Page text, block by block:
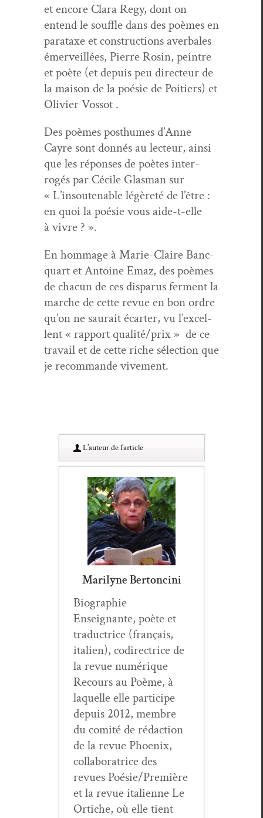
et encore Clara Regy, dont on
entend le souf­fle dans des poèmes en
parataxe et con­struc­tions aver­bales
émer­veil­lées, Pierre Rosin, pein­tre
et poète (et depuis peu directeur de
la mai­son de la poésie de Poitiers) et
Olivi­er Vossot .
Des poèmes posthumes d’Anne
Cayre sont don­nés au lecteur, ain­si
que les répons­es de poètes inter­
rogés par Cécile Glas­man sur
« L’in­souten­able légèreté de l’être :
en quoi la poésie vous aide-t-elle
à vivre ? ».
En hom­mage à Marie-Claire Banc­
quart et Antoine Emaz, des poèmes
de cha­cun de ces dis­parus fer­ment la
marche de cette revue en bon ordre
qu’on ne saurait écarter, vu l’ex­cel­
lent « rap­port qualité/prix » de ce
tra­vail et de cette riche sélec­tion que
je recom­mande vivement.
L’au­teur de l’article
Marilyne Bertoncini
Biogra­phie
Enseignante, poète et
tra­duc­trice (français,
ital­ien), codi­rec­trice de
la revue numérique
Recours au Poème, à
laque­lle elle par­ticipe
depuis 2012, mem­bre
du comité de rédac­tion
de la revue Phoenix,
col­lab­o­ra­trice des
revues Poésie/Première
et la revue ital­i­enne Le
Ortiche, où elle tient